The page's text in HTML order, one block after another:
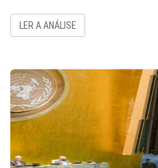
LER A ANÁLISE